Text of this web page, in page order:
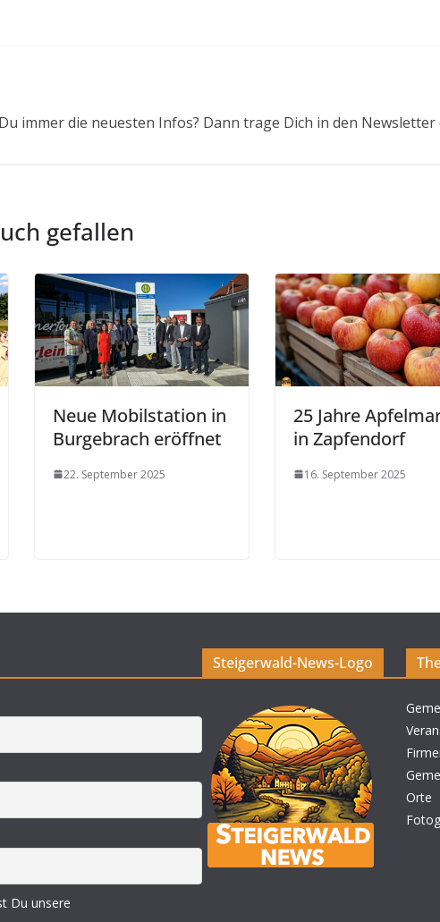
immer die neuesten Infos? Dann trage Dich in den Newsletter
gefallen
Neue Mobilstation in
Burgebrach eröffnet
22. September 2025
25 Jahre
in Zapfendorf
16. September 2025
Du unsere
Steigerwald-News-Logo
Orte